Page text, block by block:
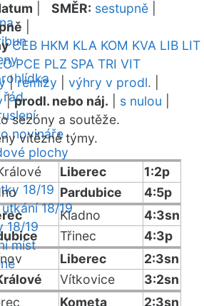
řád
novináře
plochy
18/19
18/19
18/19
míst
SMĚR: sestupně
CEB HKM KLA KOM KVA LIB LIT
PCE PLZ SPA TRI VIT
|remízy výhry v prodl.
|prodl. nebo náj. s nulou
sezóny a soutěže.
vítězné týmy.
Liberec
1:2p
Pardubice
4:5p
Kladno
4:3sn
Třinec
4:3p
Liberec
2:3sn
Vítkovice
3:2sn
Kometa
2:3sn